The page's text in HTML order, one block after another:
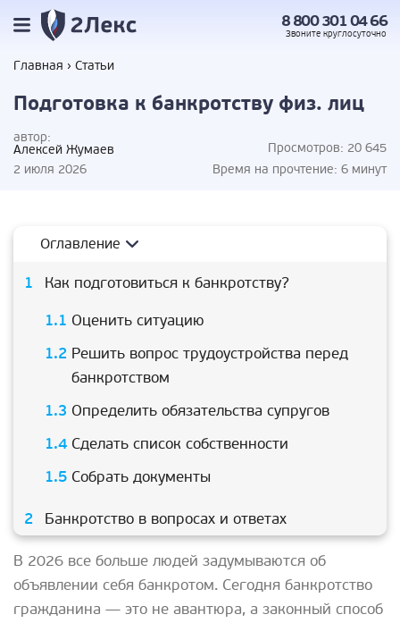
8 800 301 04 66
Звоните круглосуточно
Главная Статьи
Подготовка к банкротству физ. лиц
автор:
Алексей Жумаев
2 июля 2026
Просмотров: 20 645
Время на прочтение: 6 минут
Оглавление
Как подготовиться к банкротству?
Оценить ситуацию
Решить вопрос трудоустройства перед
банкротством
Определить обязательства супругов
Сделать список собственности
Собрать документы
Банкротство в вопросах и ответах
В 2026 все больше людей задумываются об
объявлении себя банкротом. Сегодня банкротство
гражданина — это не авантюра, а законный способ